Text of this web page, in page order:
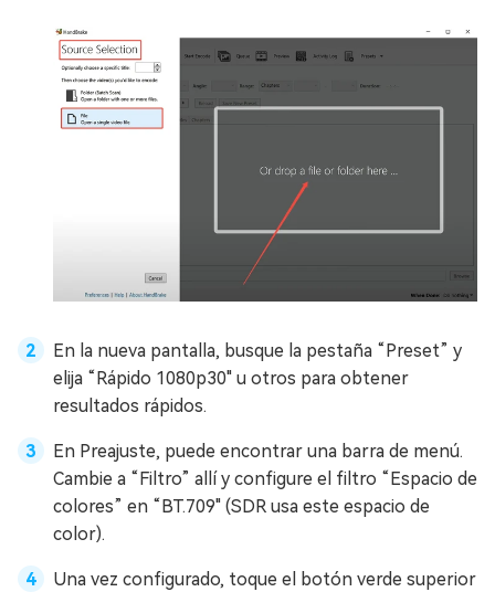
En la nueva pantalla, busque la pestaña “Preset” y
elija “Rápido 1080p30" u otros para obtener
resultados rápidos.
En Preajuste, puede encontrar una barra de menú.
Cambie a “Filtro” allí y configure el filtro “Espacio de
colores” en “BT.709" (SDR usa este espacio de
color).
Una vez configurado, toque el botón verde superior